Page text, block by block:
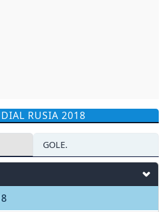
RUSIA 2018
GOLE.